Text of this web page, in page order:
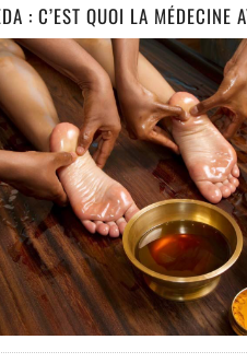
: C’EST QUOI LA MÉDECINE